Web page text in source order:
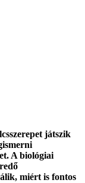
játszik
A biológiai
miért is fontos